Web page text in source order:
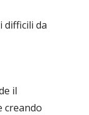
difficili da
il
creando